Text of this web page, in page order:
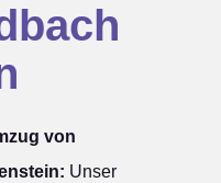
von
Unser